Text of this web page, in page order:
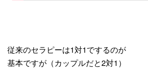
従来のセラピーは1対1でするのが
基本ですが（カップルだと2対1）